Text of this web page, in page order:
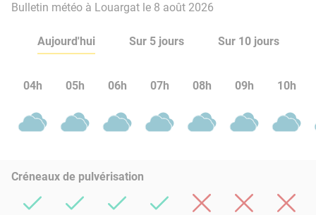
Bulletin météo à Louargat le 8 août 2026
Aujourd'hui Sur 5 jours Sur 10 jours
04h 05h 06h 07h 08h 09h 10h
Créneaux de pulvérisation